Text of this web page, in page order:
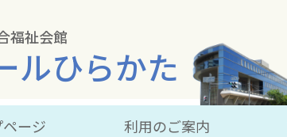
福祉会館
ルひらかた
ページ 利用のご案内